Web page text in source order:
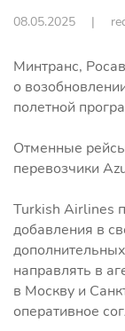
08.05.2025 |
Минтранс,
о
полетной
Отменные
перевозчики
Turkish Airlines
добавления в
направлять в
в Москву и
оперативное